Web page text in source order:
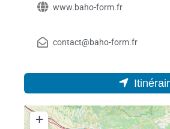
www.baho-form.fr
contact@baho-form.fr
+